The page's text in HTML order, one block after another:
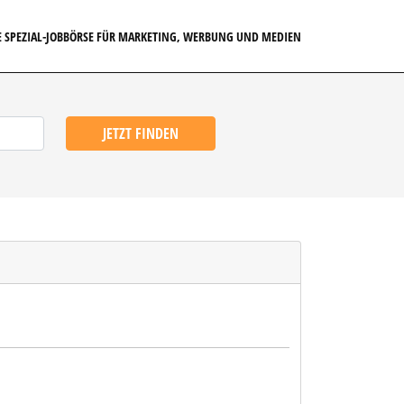
SPEZIAL-JOBBÖRSE FÜR MARKETING, WERBUNG UND MEDIEN
JETZT FINDEN